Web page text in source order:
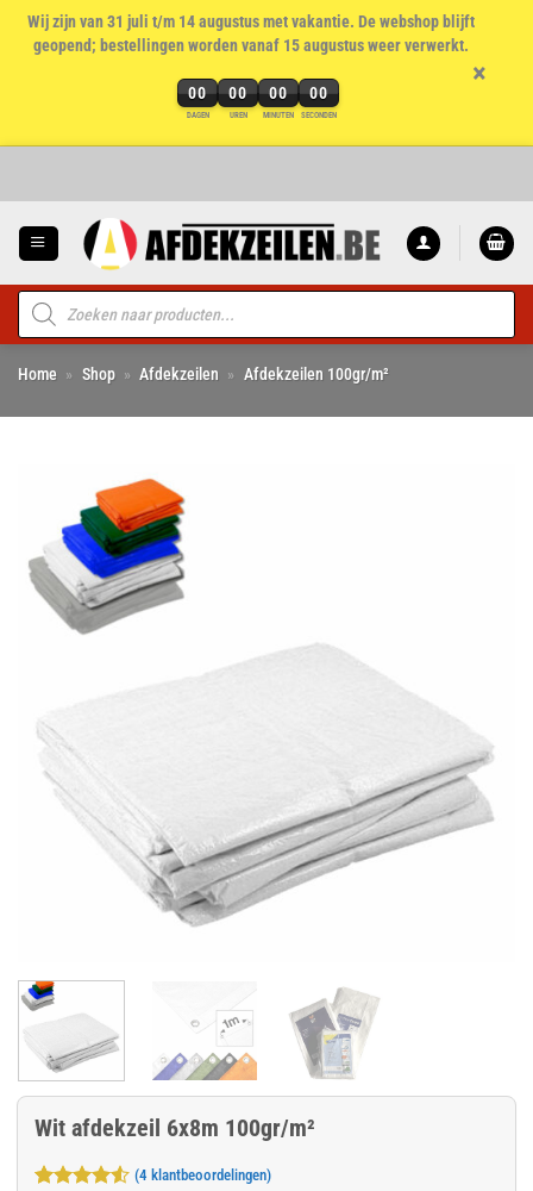
Wij zijn van 31 juli t/m 14 augustus met vakantie. De webshop blijft
geopend; bestellingen worden vanaf 15 augustus weer verwerkt.
00
DAGEN
00
UREN
00
MINUTEN
00
SECONDEN
×
Producten
zoeken
Home » Shop » Afdekzeilen » Afdekzeilen 100gr/m²
Wit afdekzeil 6x8m 100gr/m²
(4 klantbeoordelingen)